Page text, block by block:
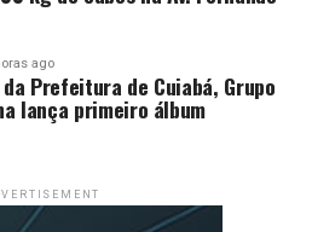
ago
da Prefeitura de Cuiabá, Grupo
lança primeiro álbum